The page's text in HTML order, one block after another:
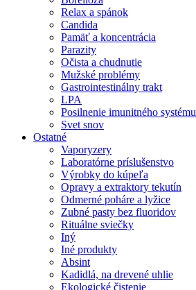
Relax a spánok
Candida
Pamäť a koncentrácia
Parazity
Očista a chudnutie
Mužské problémy
Gastrointestinálny trakt
LPA
Posilnenie imunitného systému
Svet snov
Ostatné
Vaporyzery
Laboratórne príslušenstvo
Výrobky do kúpeľa
Opravy a extraktory tekutín
Odmerné poháre a lyžice
Zubné pasty bez fluoridov
Rituálne sviečky
Iný
Iné produkty
Absint
Kadidlá, na drevené uhlie
Ekologické čistenie